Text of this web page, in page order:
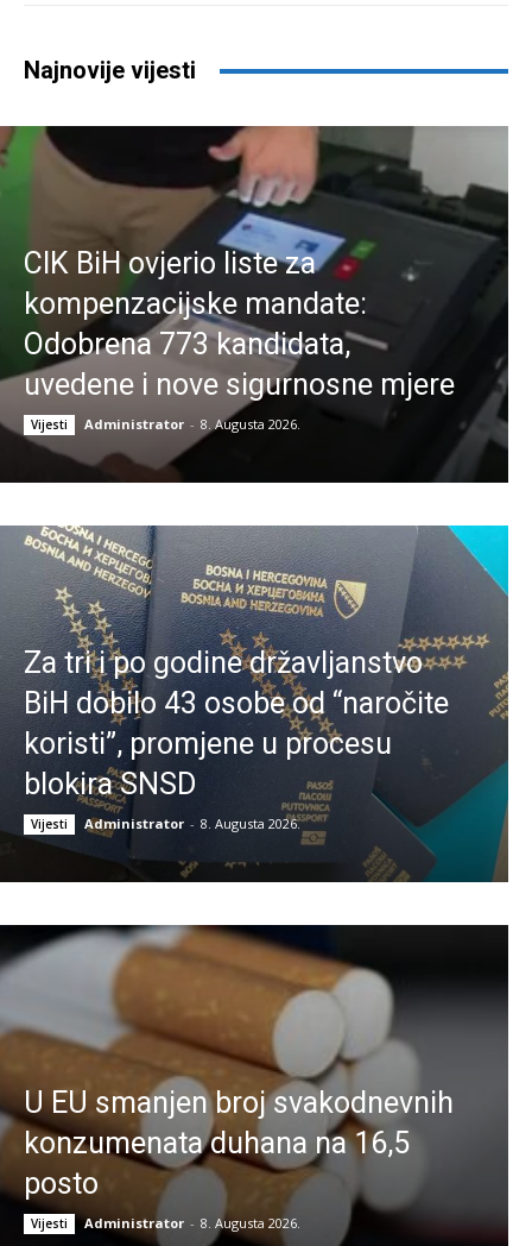
Najnovije vijesti
CIK BiH ovjerio liste za
kompenzacijske mandate:
Odobrena 773 kandidata,
uvedene i nove sigurnosne mjere
Vijesti Administrator - 8. Augusta 2026.
Za tri i po godine državljanstvo
BiH dobilo 43 osobe od “naročite
koristi”, promjene u procesu
blokira SNSD
Vijesti Administrator - 8. Augusta 2026.
U EU smanjen broj svakodnevnih
konzumenata duhana na 16,5
posto
Vijesti Administrator - 8. Augusta 2026.